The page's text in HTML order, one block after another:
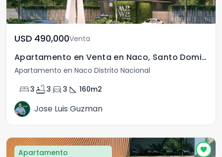
USD	490,000Venta
Apartamento en Venta en Naco, Santo Domingo Distrito Nacional
Apartamento en Naco Distrito Nacional
bed3 bathtub3 directions_car 3 square_foot 160m2
Jose Luis Guzman
Apartamento